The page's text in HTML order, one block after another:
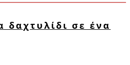
δαχτυλίδι σε ένα